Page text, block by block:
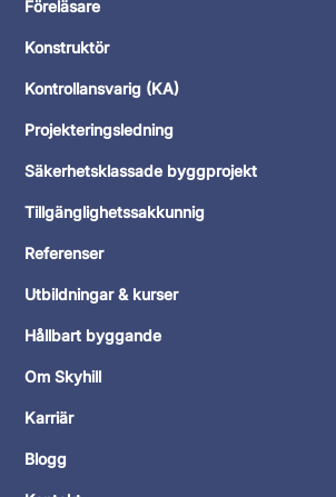
Föreläsare
Konstruktör
Kontrollansvarig (KA)
Projekteringsledning
Säkerhetsklassade byggprojekt
Tillgänglighetssakkunnig
Referenser
Utbildningar & kurser
Hållbart byggande
Om Skyhill
Karriär
Blogg